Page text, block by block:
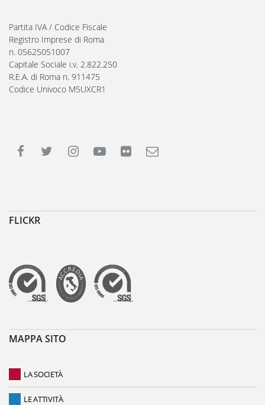
Partita IVA / Codice Fiscale
Registro Imprese di Roma
n. 05625051007
Capitale Sociale i.v. 2.822.250
R.E.A. di Roma n. 911475
Codice Univoco M5UXCR1
FLICKR
MAPPA SITO
LA SOCIETÀ
LE ATTIVITÀ